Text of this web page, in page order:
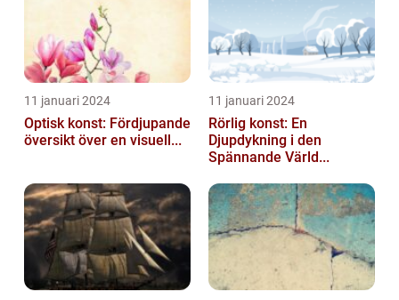
11 januari 2024
Optisk konst: Fördjupande
översikt över en visuell...
11 januari 2024
Rörlig konst: En
Djupdykning i den
Spännande Värld...